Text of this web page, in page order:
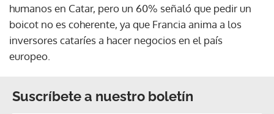
humanos en Catar, pero un 60% señaló que pedir un
boicot no es coherente, ya que Francia anima a los
inversores cataríes a hacer negocios en el país
europeo.
Suscríbete a nuestro boletín